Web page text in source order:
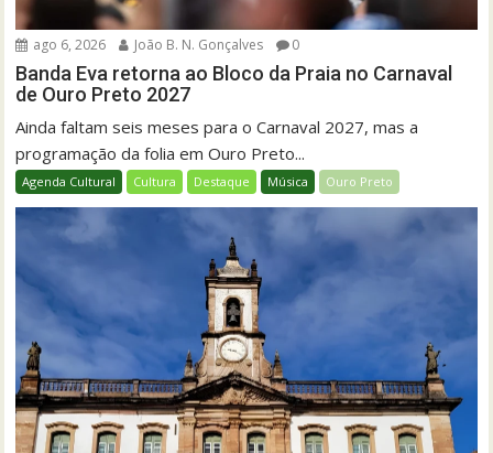
ago 6, 2026 João B. N. Gonçalves 0
Banda Eva retorna ao Bloco da Praia no Carnaval
de Ouro Preto 2027
Ainda faltam seis meses para o Carnaval 2027, mas a
programação da folia em Ouro Preto...
Agenda Cultural Cultura Destaque Música Ouro Preto